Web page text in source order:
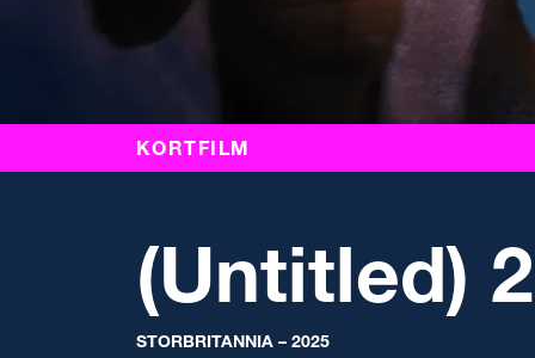
KORTFILM
(Untitled)
STORBRITANNIA – 2025